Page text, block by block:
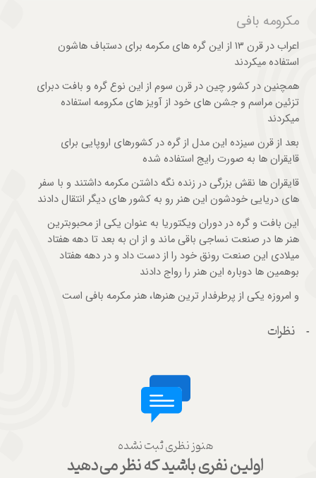
مکرومه بافی
اعراب در قرن ۱۳ از این گره های مکرمه برای دستباف هاشون
استفاده میکردند
همچنین در کشور چین در قرن سوم از این نوع گره و بافت دبرای
تزئین مراسم و جشن های خود از آویز های مکرومه استفاده
میکردند
بعد از قرن سیزده این مدل از گره در کشورهای اروپایی برای
قایقران ها به صورت رایج استفاده شده
قایقران ها نقش بزرگی در زنده نگه داشتن مکرمه داشتند و با سفر
های دریایی خودشون این هنر رو به کشور های دیگر انتقال دادند
این بافت و گره در دوران ویکتوریا به عنوان یکی از محبوبترین
هنر ها در صنعت نساجی باقی ماند و از ان به بعد تا دهه هفتاد
میلادی این صنعت رونق خود را از دست داد و در دهه هفتاد
بوهمین ها دوباره این هنر را رواج دادند
و امروزه یکی از پرطرفدار ترین هنرها، هنر مکرمه بافی است
نظرات
هنوز نظری ثبت نشده
اولین نفری باشید که نظر می‌دهید